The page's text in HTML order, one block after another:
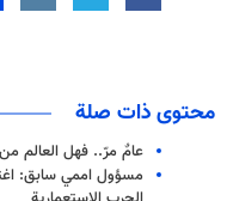
محتوى ذات صلة
عامٌ مرّ.. فهل العالم
مسؤول اممي سابق: